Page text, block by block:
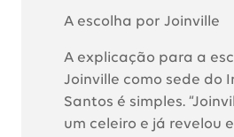
A escolha por Joinville
A explicação para a
Joinville como sede do
Santos é simples.
um celeiro e já revelou